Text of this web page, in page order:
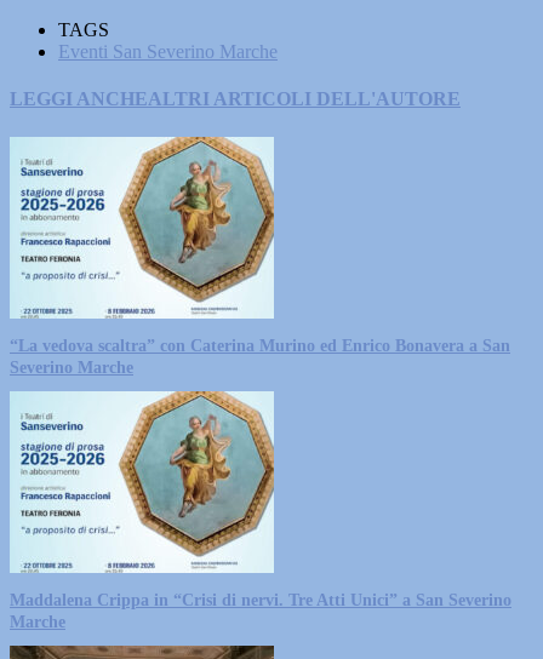
TAGS
Eventi San Severino Marche
LEGGI ANCHEALTRI ARTICOLI DELL'AUTORE
“La vedova scaltra” con Caterina Murino ed Enrico Bonavera a San
Severino Marche
Maddalena Crippa in “Crisi di nervi. Tre Atti Unici” a San Severino
Marche